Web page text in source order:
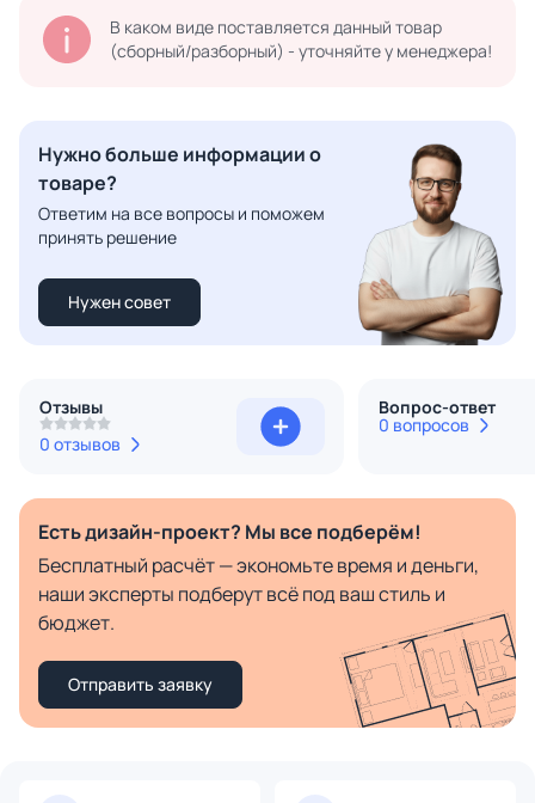
В каком виде поставляется данный товар
(сборный/разборный) - уточняйте у менеджера!
Нужно больше информации о
товаре?
Ответим на все вопросы и поможем
принять решение
Нужен совет
Отзывы
0 отзывов
Вопрос-ответ
0 вопросов
Есть дизайн-проект? Мы все подберём!
Бесплатный расчёт — экономьте время и деньги,
наши эксперты подберут всё под ваш стиль и
бюджет.
Отправить заявку